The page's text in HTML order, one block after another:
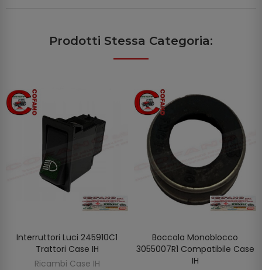
Prodotti Stessa Categoria:
AGGIUNGI AL CARRELLO
Interruttori Luci 245910C1
Trattori Case IH
Ricambi Case IH
AGGIUNGI AL CARRELLO
Boccola Monoblocco
3055007R1 Compatibile Case
IH